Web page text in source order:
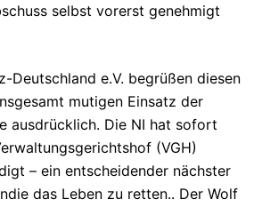
selbst vorerst genehmigt
Deutschland e.V. begrüßen diesen
mutigen Einsatz der
ausdrücklich. Die NI hat sofort
(VGH)
– ein entscheidender nächster
das Leben zu retten.. Der Wolf